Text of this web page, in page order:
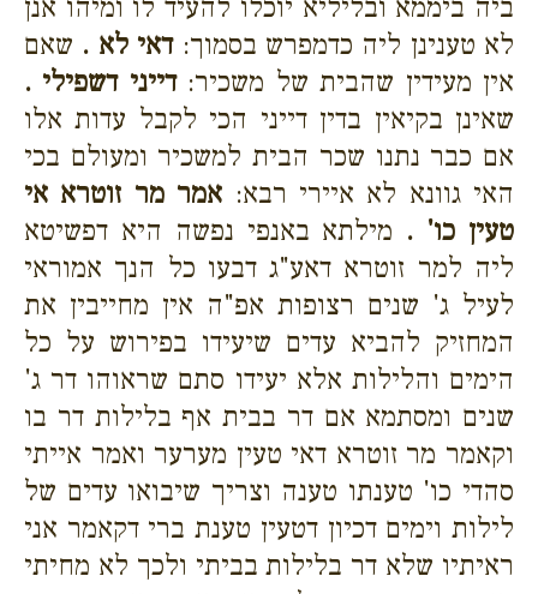
ביה ביממא ובליליא יוכלו להעיד לו ומיהו אנן
לא טענינן ליה כדמפרש בסמוך:דאי לא . שאם
אין מעידין שהבית של משכיר:דייני דשפילי .
שאינן בקיאין בדין דייני הכי לקבל עדות אלו
אם כבר נתנו שכר הבית למשכיר ומעולם בכי
האי גוונא לא איירי רבא: אמר מר זוטרא אי
טעין כו' . מילתא באנפי נפשה היא דפשיטא
ליה למר זוטרא דאע"ג דבעו כל הנך אמוראי
לעיל ג' שנים רצופות אפ"ה אין מחייבין את
המחזיק להביא עדים שיעידו בפירוש על כל
הימים והלילות אלא יעידו סתם שראוהו דר ג'
שנים ומסתמא אם דר בבית אף בלילות דר בו
וקאמר מר זוטרא דאי טעין מערער ואמר אייתי
סהדי כו' טענתו טענה וצריך שיבואו עדים של
לילות וימים דכיון דטעין טענת ברי דקאמר אני
ראיתיו שלא דר בלילות בביתי ולכך לא מחיתי